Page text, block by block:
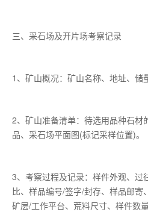
三、采石场及开片场考察记录
1、矿山概况：矿山名称、地址、储
2、矿山准备清单：待选用品种石材
品、采石场平面图(标记采样位置)。
3、考察过程及记录：样件外观、过
比、样品编号/签字/封存、样品邮
矿层/工作平台、荒料尺寸、样件数